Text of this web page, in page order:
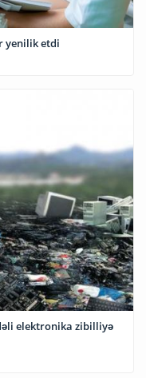
yenilik etdi
elektronika zibilliyə